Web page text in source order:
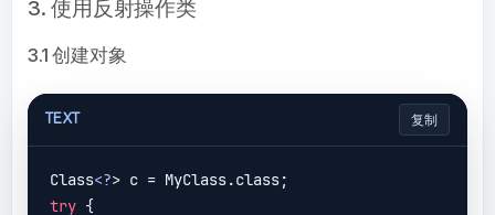
3. 使用反射操作类
3.1 创建对象
TEXT 复制
Class<?
try {